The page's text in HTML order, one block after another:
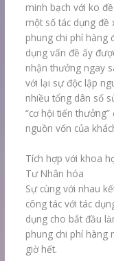
minh bạch với ko
một số tác dụng đề
phung chi phí hàng
dụng vấn đề ấy
nhận thưởng ngay
với lại sự độc lập
nhiều tổng dân số
“cơ hội tiến
nguồn vốn của
Tích hợp với khoa
Tư Nhân hóa
Sự cùng với nhau
công tác với tác
dụng cho bắt đầu
phung chi phí hàng
giờ hết.